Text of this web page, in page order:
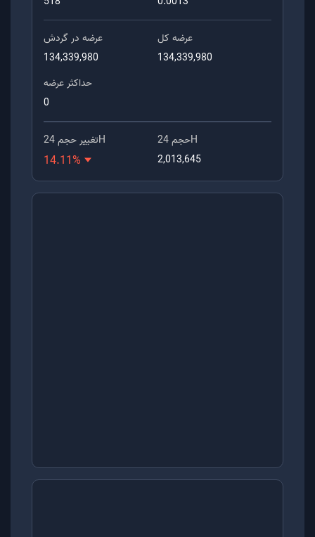
عرضه در گردش
134,339,980
عرضه کل
134,339,980
حداکثر عرضه
0
تغییر حجم 24H
14.11%
حجم 24H
2,013,645